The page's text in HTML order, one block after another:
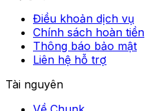
Điều khoản dịch vụ
Chính sách hoàn tiền
Thông báo bảo mật
Liên hệ hỗ trợ
Tài nguyên